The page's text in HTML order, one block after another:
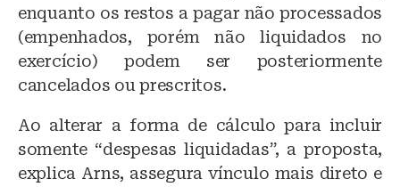
enquanto os restos a pagar não processados
(empenhados, porém não liquidados no
exercício) podem ser posteriormente
cancelados ou prescritos.
Ao alterar a forma de cálculo para incluir
somente “despesas liquidadas”, a proposta,
explica Arns, assegura vínculo mais direto e